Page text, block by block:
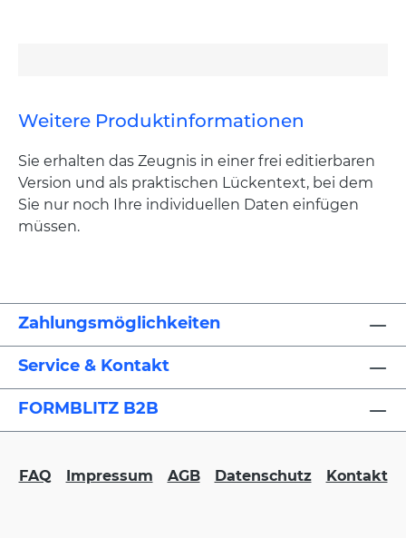
Weitere Produktinformationen
Sie erhalten das Zeugnis in einer frei editierbaren
Version und als praktischen Lückentext, bei dem
Sie nur noch Ihre individuellen Daten einfügen
müssen.
Zahlungsmöglichkeiten
Service & Kontakt
FORMBLITZ B2B
FAQ Impressum AGB Datenschutz Kontakt